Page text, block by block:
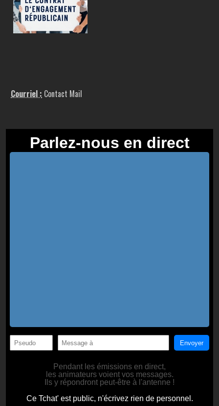
Courriel : Contact Mail